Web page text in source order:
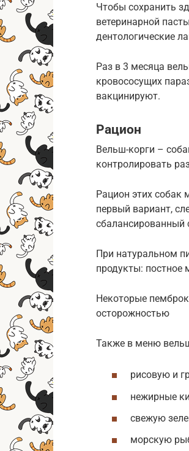
Чтобы сохранить
ветеринарной
дентологические
Раз в 3 месяца
кровососущих
вакцинируют.
Рацион
Вельш-корги –
контролировать
Рацион этих собак
первый вариант,
сбалансированный
При натуральном
продукты: постное
Некоторые
осторожностью
Также в меню
рисовую и
нежирные
свежую
морскую